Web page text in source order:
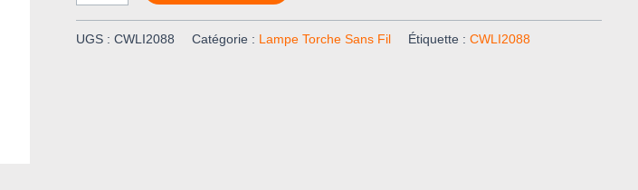
UGS : CWLI2088 Catégorie : Lampe Torche Sans Fil Étiquette : CWLI2088